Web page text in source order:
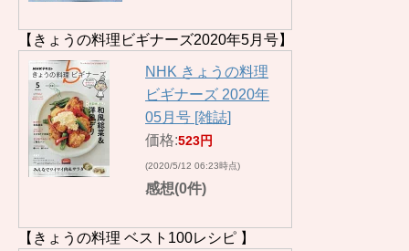
【きょうの料理ビギナーズ2020年5月号】
NHK きょうの料理
ビギナーズ 2020年
05月号 [雑誌]
価格:523円
(2020/5/12 06:23時点)
感想(0件)
【きょうの料理 ベスト100レシピ 】